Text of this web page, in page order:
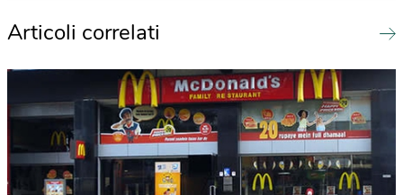
Articoli correlati